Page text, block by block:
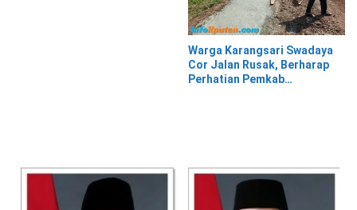
Warga Karangsari Swadaya
Cor Jalan Rusak, Berharap
Perhatian Pemkab